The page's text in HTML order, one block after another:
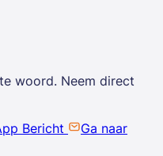
woord. Neem direct
Bericht
Ga naar